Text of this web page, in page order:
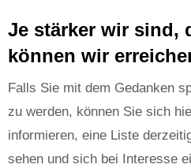
Je stärker wir sind,
können wir
Falls Sie mit dem Gedanken
zu werden, können Sie sich
informieren, eine Liste
sehen und sich bei Interesse